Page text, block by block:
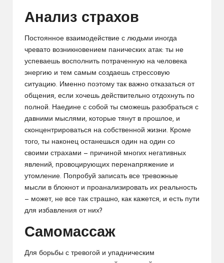
Анализ страхов
Постоянное взаимодействие с людьми иногда
чревато возникновением панических атак: ты не
успеваешь восполнить потраченную на человека
энергию и тем самым создаешь стрессовую
ситуацию. Именно поэтому так важно отказаться от
общения, если хочешь действительно отдохнуть по
полной. Наедине с собой ты сможешь разобраться с
давними мыслями, которые тянут в прошлое, и
сконцентрироваться на собственной жизни. Кроме
того, ты наконец останешься один на один со
своими страхами — причиной многих негативных
явлений, провоцирующих перенапряжение и
утомление. Попробуй записать все тревожные
мысли в блокнот и проанализировать их реальность
— может, не все так страшно, как кажется, и есть пути
для избавления от них?
Самомассаж
Для борьбы с тревогой и упадническим